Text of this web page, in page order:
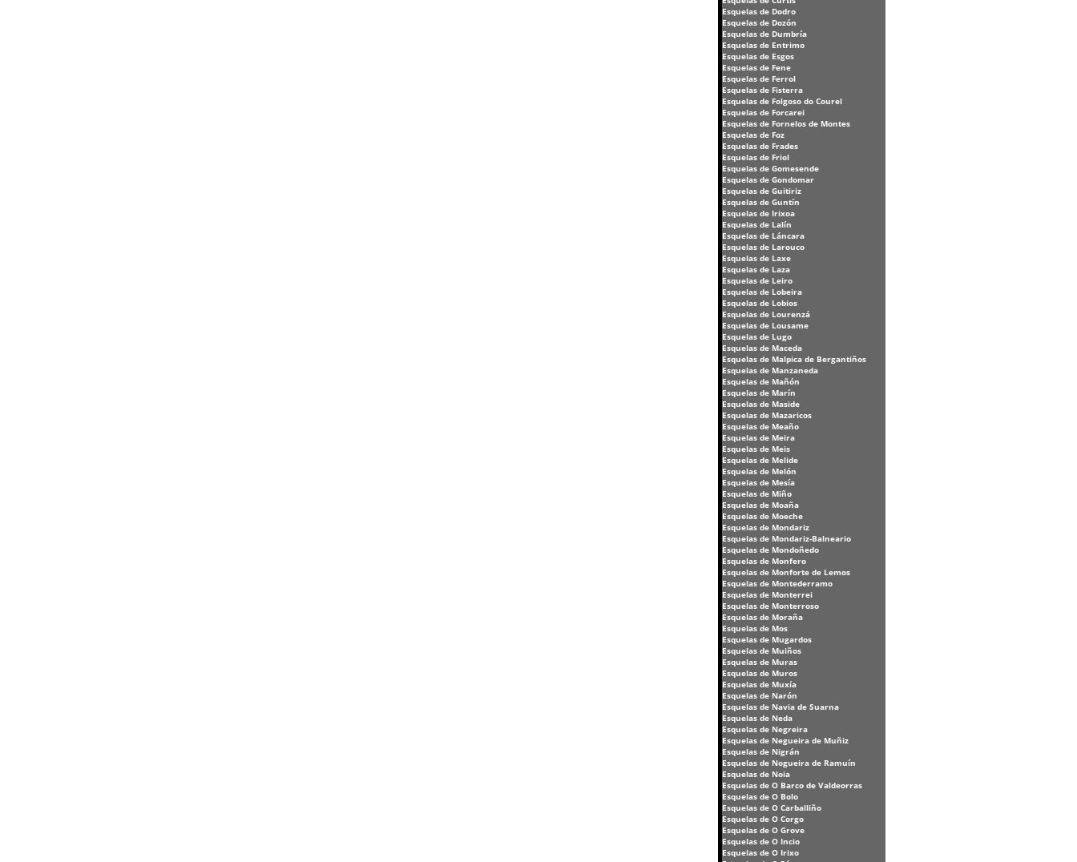
Esquelas de Dodro
Esquelas de Dozón
Esquelas de Dumbría
Esquelas de Entrimo
Esquelas de Esgos
Esquelas de Fene
Esquelas de Ferrol
Esquelas de Fisterra
Esquelas de Folgoso do Courel
Esquelas de Forcarei
Esquelas de Fornelos de Montes
Esquelas de Foz
Esquelas de Frades
Esquelas de Friol
Esquelas de Gomesende
Esquelas de Gondomar
Esquelas de Guitiriz
Esquelas de Guntín
Esquelas de Irixoa
Esquelas de Lalín
Esquelas de Láncara
Esquelas de Larouco
Esquelas de Laxe
Esquelas de Laza
Esquelas de Leiro
Esquelas de Lobeira
Esquelas de Lobios
Esquelas de Lourenzá
Esquelas de Lousame
Esquelas de Lugo
Esquelas de Maceda
Esquelas de Malpica de Bergantiños
Esquelas de Manzaneda
Esquelas de Mañón
Esquelas de Marín
Esquelas de Maside
Esquelas de Mazaricos
Esquelas de Meaño
Esquelas de Meira
Esquelas de Meis
Esquelas de Melide
Esquelas de Melón
Esquelas de Mesía
Esquelas de Miño
Esquelas de Moaña
Esquelas de Moeche
Esquelas de Mondariz
Esquelas de Mondariz-Balneario
Esquelas de Mondoñedo
Esquelas de Monfero
Esquelas de Monforte de Lemos
Esquelas de Montederramo
Esquelas de Monterrei
Esquelas de Monterroso
Esquelas de Moraña
Esquelas de Mos
Esquelas de Mugardos
Esquelas de Muiños
Esquelas de Muras
Esquelas de Muros
Esquelas de Muxía
Esquelas de Narón
Esquelas de Navia de Suarna
Esquelas de Neda
Esquelas de Negreira
Esquelas de Negueira de Muñiz
Esquelas de Nigrán
Esquelas de Nogueira de Ramuín
Esquelas de Noia
Esquelas de O Barco de Valdeorras
Esquelas de O Bolo
Esquelas de O Carballiño
Esquelas de O Corgo
Esquelas de O Grove
Esquelas de O Incio
Esquelas de O Irixo